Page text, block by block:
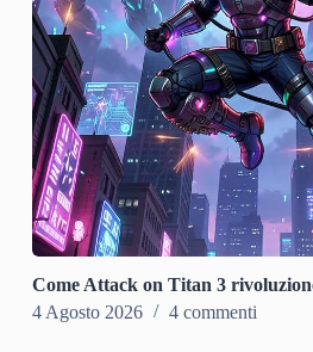
Come Attack on Titan 3
4 Agosto 2026
4 commenti